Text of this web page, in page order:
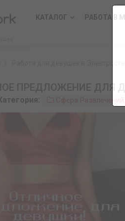
КАТАЛОГ РАБОТА В
ПРЕДЛОЖЕНИЕ ДЛЯ
Сфера Развлечений